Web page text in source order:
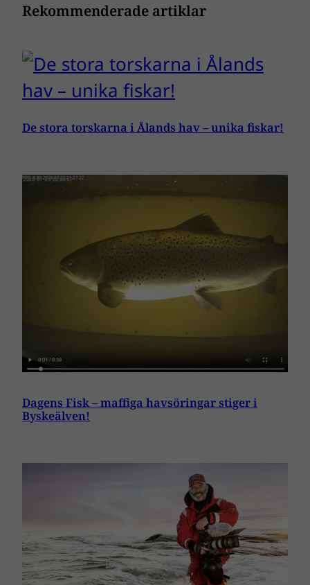
Rekommenderade artiklar
De stora torskarna i Ålands hav – unika fiskar!
Dagens Fisk – maffiga havsöringar stiger i
Byskeälven!